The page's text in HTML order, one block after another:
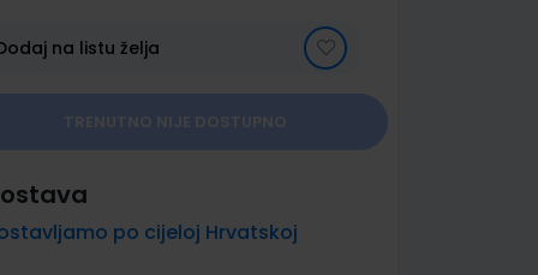
na listu želja
po cijeloj Hrvatskoj